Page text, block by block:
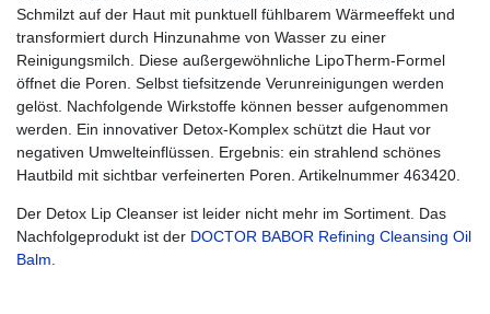
Schmilzt auf der Haut mit punktuell fühlbarem Wärmeeffekt und
transformiert durch Hinzunahme von Wasser zu einer
Reinigungsmilch. Diese außergewöhnliche LipoTherm-Formel
öffnet die Poren . Selbst tiefsitzende Verunreinigungen werden
gelöst. Nachfolgende Wirkstoffe können besser aufgenommen
werden. Ein innovativer Detox-Komplex schützt die Haut vor
negativen Umwelteinflüssen. Ergebnis: ein strahlend schönes
Hautbild mit sichtbar verfeinerten Poren . Artikelnummer 463420.
Der Detox Lip Cleanser ist leider nicht mehr im Sortiment. Das
Nachfolgeprodukt ist der DOCTOR BABOR Refining Cleansing Oil
Balm